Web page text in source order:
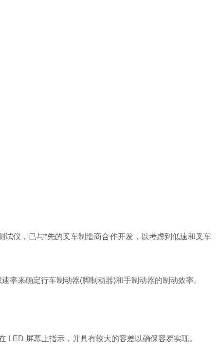
仪，已与*先的叉车制造商合作开发，以考虑到低速和叉车
来确定行车制动器(脚制动器)和手制动器的制动效率。
屏幕上指示，并具有较大的容差以确保容易实现。